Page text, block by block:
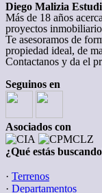
Diego Malizia
Más de 18 años
proyectos
Te asesoramos de
propiedad ideal, de
Contactanos y da el
Seguinos en
Asociados con
¿Qué estás
· Terrenos
· Departamentos